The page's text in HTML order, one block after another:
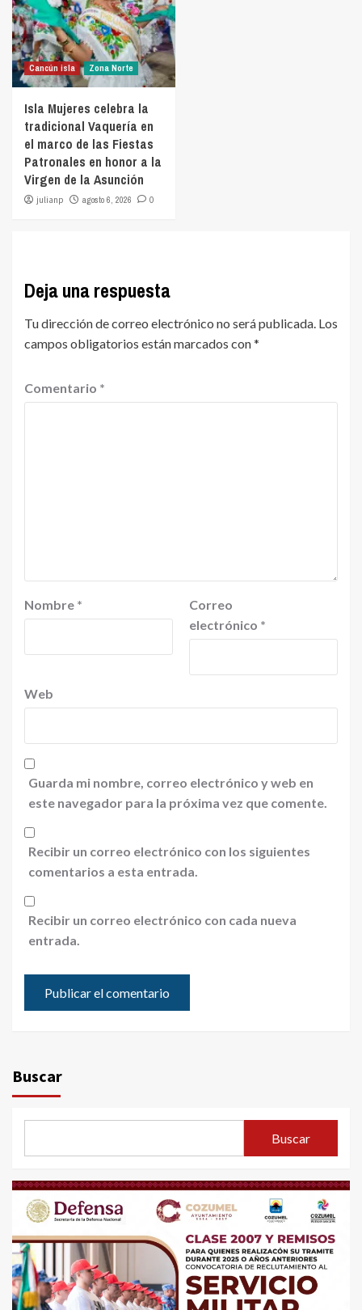
Cancún isla Zona Norte
Isla Mujeres celebra la
tradicional Vaquería en
el marco de las Fiestas
Patronales en honor a la
Virgen de la Asunción
julianp agosto 6, 2026 0
Deja una respuesta
Tu dirección de correo electrónico no será publicada. Los
campos obligatorios están marcados con*
Comentario *
Nombre *
Correo
electrónico *
Web
Guarda mi nombre, correo electrónico y web en
este navegador para la próxima vez que comente.
Recibir un correo electrónico con los siguientes
comentarios a esta entrada.
Recibir un correo electrónico con cada nueva
entrada.
Buscar
Buscar